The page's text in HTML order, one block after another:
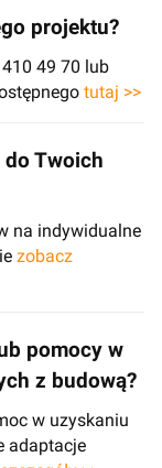
projektu?
49 70 lub
tutaj >>
Twoich
na indywidualne
zobacz
pomocy w
z budową?
w uzyskaniu
adaptacje